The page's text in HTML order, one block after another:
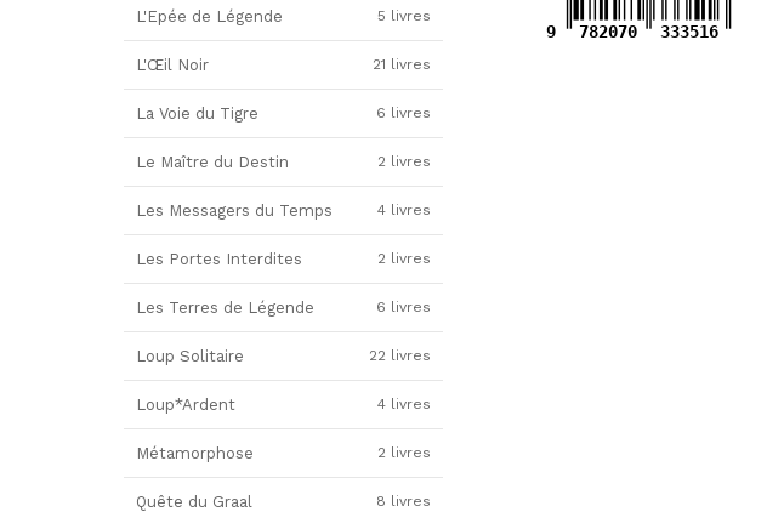
9 782070 333516
L'Epée de Légende 5 livres
L'Œil Noir 21 livres
La Voie du Tigre 6 livres
Le Maître du Destin 2 livres
Les Messagers du Temps 4 livres
Les Portes Interdites 2 livres
Les Terres de Légende 6 livres
Loup Solitaire 22 livres
Loup*Ardent 4 livres
Métamorphose 2 livres
Quête du Graal 8 livres